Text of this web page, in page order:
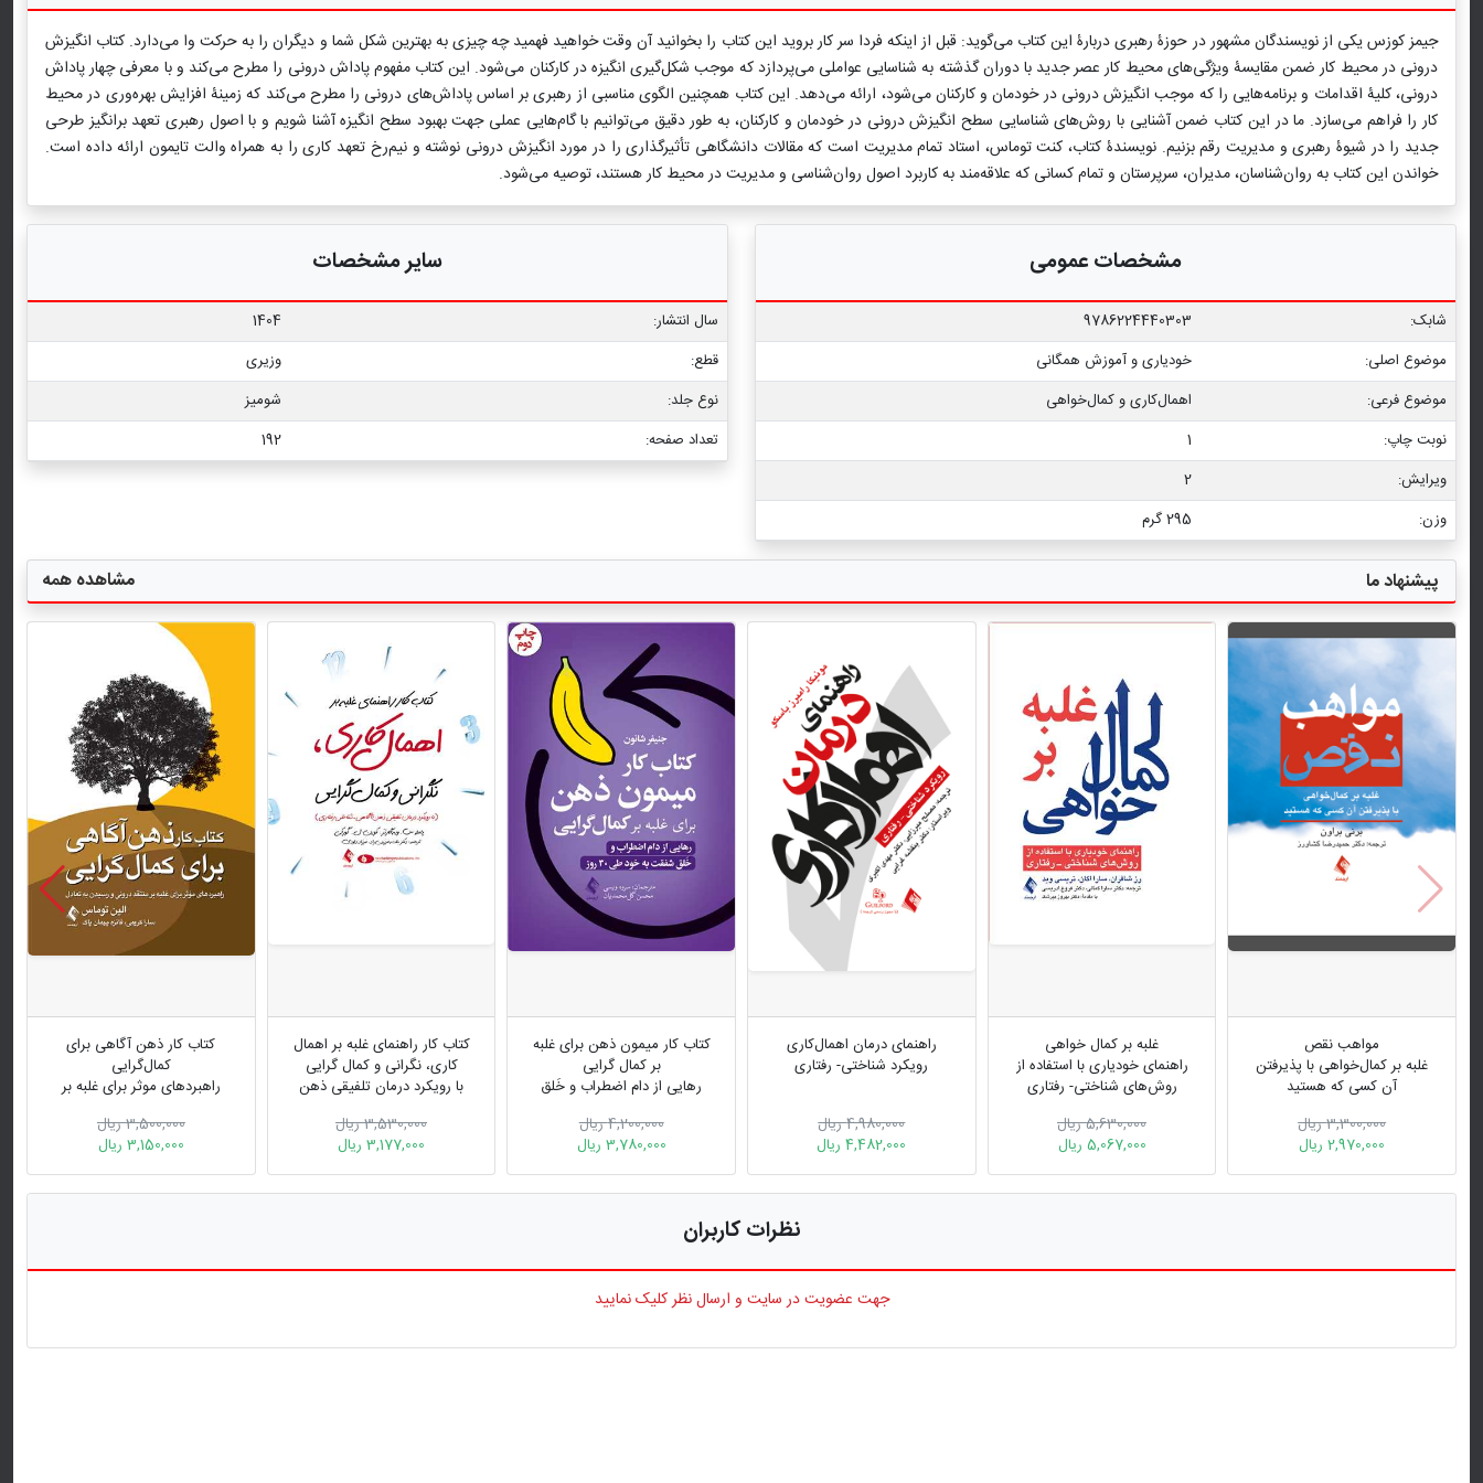
جیمز كوزس یکی از نویسندگان مشهور در حوزۀ رهبری دربارۀ این كتاب می‌گوید: قبل از اینکه فردا سر كار بروید این كتاب را بخوانید آن وقت خواهید فهمید چه چیزی به بهترین شكل شما و دیگران را به حركت وا می‌دارد. کتاب انگیزش
درونی در محیط کار ضمن مقایسۀ ویژگی‌های محیط کار عصر جدید با دوران گذشته به شناسایی عواملی می‌پردازد که موجب شکل‌گیری انگیزه در کارکنان می‌شود. این کتاب مفهوم پاداش درونی را مطرح می‌کند و با معرفی چهار پاداش
درونی، کلیۀ اقدامات و برنامه‌هایی را که موجب انگیزش درونی در خودمان و کارکنان می‌شود، ارائه می‌دهد. این کتاب همچنین الگوی مناسبی از رهبری بر اساس پاداش‌های درونی را مطرح می‌کند که زمینۀ افزایش بهره‌وری در محیط
کار را فراهم می‌سازد. ما در این کتاب ضمن آشنایی با روش‌های شناسایی سطح انگیزش درونی در خودمان و کارکنان، به طور دقیق می‌توانیم با گام‌هایی عملی جهت بهبود سطح انگیزه آشنا شویم و با اصول رهبری تعهد برانگیز طرحی
جدید را در شیوۀ رهبری و مدیریت رقم بزنیم. نویسندۀ کتاب، كنت توماس، استاد تمام مدیریت است که مقالات دانشگاهی تأثیرگذاری را در مورد انگیزش درونی نوشته و نیم‌رخ تعهد كاری را به همراه والت تایمون ارائه داده است.
خواندن این کتاب به روان‌شناسان، مدیران، سرپرستان و تمام کسانی که علاقه‌مند به کاربرد اصول روان‌شناسی و مدیریت در محیط کار هستند، توصیه می‌شود.
مشخصات عمومی
شابک:
9786224440303
موضوع اصلی:
خودیاری و آموزش همگانی
موضوع فرعی:
اهمال‌کاری و کمال‌خواهی
نوبت چاپ:
1
ویرایش:
2
وزن:
295 گرم
سایر مشخصات
سال انتشار:
1404
قطع:
وزیری
نوع جلد:
شومیز
تعداد صفحه:
192
پیشنهاد ما مشاهده همه
مواهب نقص
غلبه بر کمال‏‌خواهی با پذیرفتن
آن کسی که هستید
3,300,000 ریال
2,970,000 ریال
غلبه بر کمال خواهی
راهنمای خودیاری با استفاده از
روش‌های شناختی- رفتاری
5,630,000 ریال
5,067,000 ریال
راهنمای درمان اهمال‌کاری
رویکرد شناختی- رفتاری
4,980,000 ریال
4,482,000 ریال
کتاب کار میمون ذهن برای غلبه
بر کمال گرایی
رهایی از دام اضطراب و خَلق
4,200,000 ریال
3,780,000 ریال
کتاب کار راهنمای غلبه بر اهمال
کاری، نگرانی و کمال گرایی
با رویکرد درمان تلفیقی ذهن
3,530,000 ریال
3,177,000 ریال
کتاب کار ذهن آگاهی برای
کمال‌گرایی
راهبردهای موثر برای غلبه بر
3,500,000 ریال
3,150,000 ریال
نظرات کاربران
جهت عضویت در سایت و ارسال نظر کلیک نمایید